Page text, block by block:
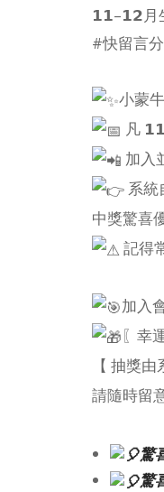
𝟭𝟭–𝟭𝟮月
#快留言
小蒙
凡
加入
系統
中獎驚喜
記得
加入
〖幸
【 抽獎
請隨時留
驚
驚